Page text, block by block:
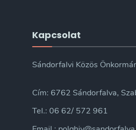
Kapcsolat
Sándorfalvi Közös
Cím: 6762 Sándorfalva,
Tel.: 06 62/ 572 961